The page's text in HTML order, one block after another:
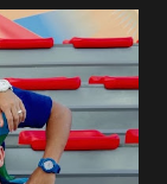
o tipo de
vida. Camila
seria o
Manuel avisa a
com Joana.